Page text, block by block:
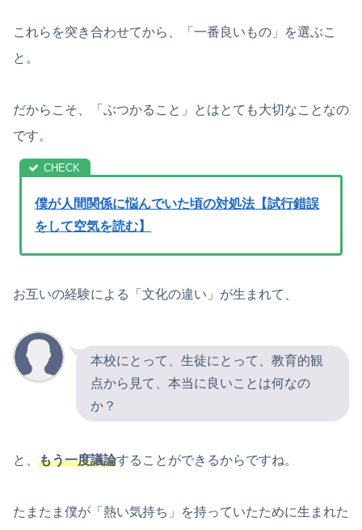
これらを突き合わせてから、「一番良いもの」を選ぶこ
と。
だからこそ、「ぶつかること」とはとても大切なことなの
です。
僕が人間関係に悩んでいた頃の対処法【試行錯誤
をして空気を読む】
お互いの経験による「文化の違い」が生まれて、
本校にとって、生徒にとって、教育的観
点から見て、本当に良いことは何なの
か？
と、 もう一度議論することができるからですね。
たまたま僕が「熱い気持ち」を持っていたために生まれた